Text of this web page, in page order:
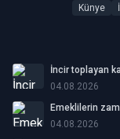
Künye
İncir toplayan
04.08.2026
Emeklilerin
04.08.2026